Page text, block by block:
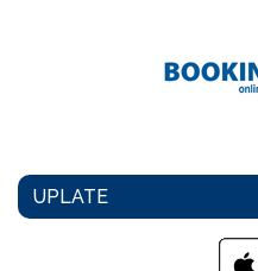
UPLATE